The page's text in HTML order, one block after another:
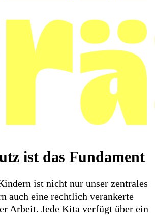
ist das Fundament
ist nicht nur unser zentrales
auch eine rechtlich verankerte
Arbeit. Jede Kita verfügt über ein